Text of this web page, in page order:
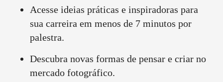
Acesse ideias práticas e inspiradoras para
sua carreira em menos de 7 minutos por
palestra.
Descubra novas formas de pensar e criar no
mercado fotográfico.